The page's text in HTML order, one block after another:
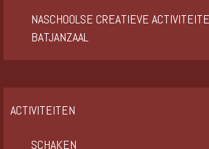
NASCHOOLSE CREATIEVE
BATJANZAAL
ACTIVITEITEN
SCHAKEN